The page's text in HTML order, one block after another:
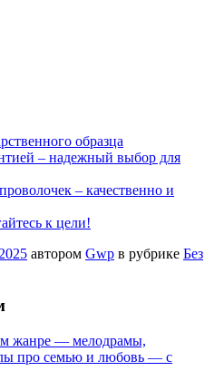
образца
– надежный выбор для
– качественно и
к цели!
автором Gwp в рубрике Без
жанре — мелодрамы,
про семью и любовь — с